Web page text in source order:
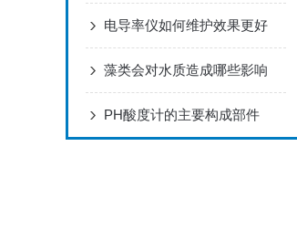
电导率仪如何维护效果更好
藻类会对水质造成哪些影响
PH酸度计的主要构成部件